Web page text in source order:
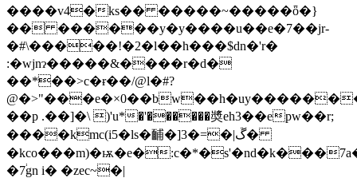
����v4�ks�� �����~�����ȫ�}
�� ������y�y����u��e�7��jr-
�#\�����!�2�l��h���$dn�'r�
:�wjnɂ�����&����r�d�
��*��>c�ɍ��/@ӏ�#?
��p .��]�\ )'u*�'������奬eh3��epw��r;
����kmc(i5�ls�䩉�]3�=�|ڱ�
�kco���m)�ѭ�e�
�7֔gn i� �zec~�|